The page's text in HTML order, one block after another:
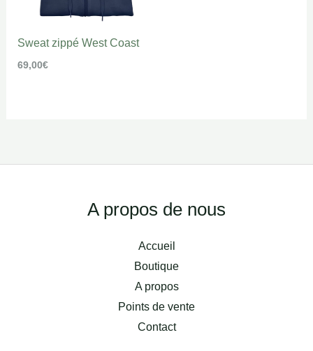
Sweat zippé West Coast
69,00€
A propos de nous
Accueil
Boutique
A propos
Points de vente
Contact